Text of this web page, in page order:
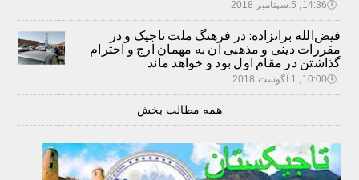
🕔14:36, 5.سپتامبر 2018
فیض‌الله براتزاده: در فرهنگ ملت تاجیک و در
مقررات دینی و مذهبی آن به مهمان ارج و احترام
گذاشتن در مقام اول بود و خواهد ماند
🕔10:00, 1.آگوست 2018
همه مطالب بخش